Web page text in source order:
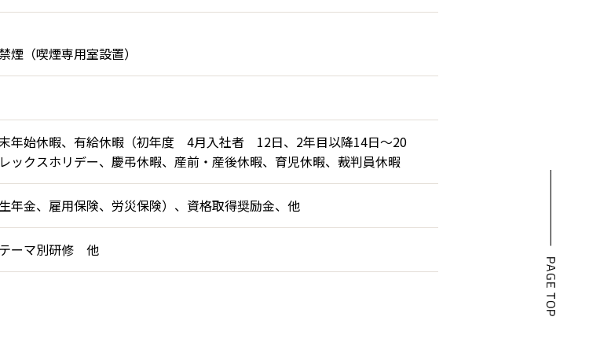
煙（喫煙専用室設置）
年始休暇、有給休暇（初年度 4月入社者 12日、2年目以降14日～20
ックスホリデー、慶弔休暇、産前・産後休暇、育児休暇、裁判員休暇
年金、雇用保険、労災保険）、資格取得奨励金、他
ーマ別研修 他